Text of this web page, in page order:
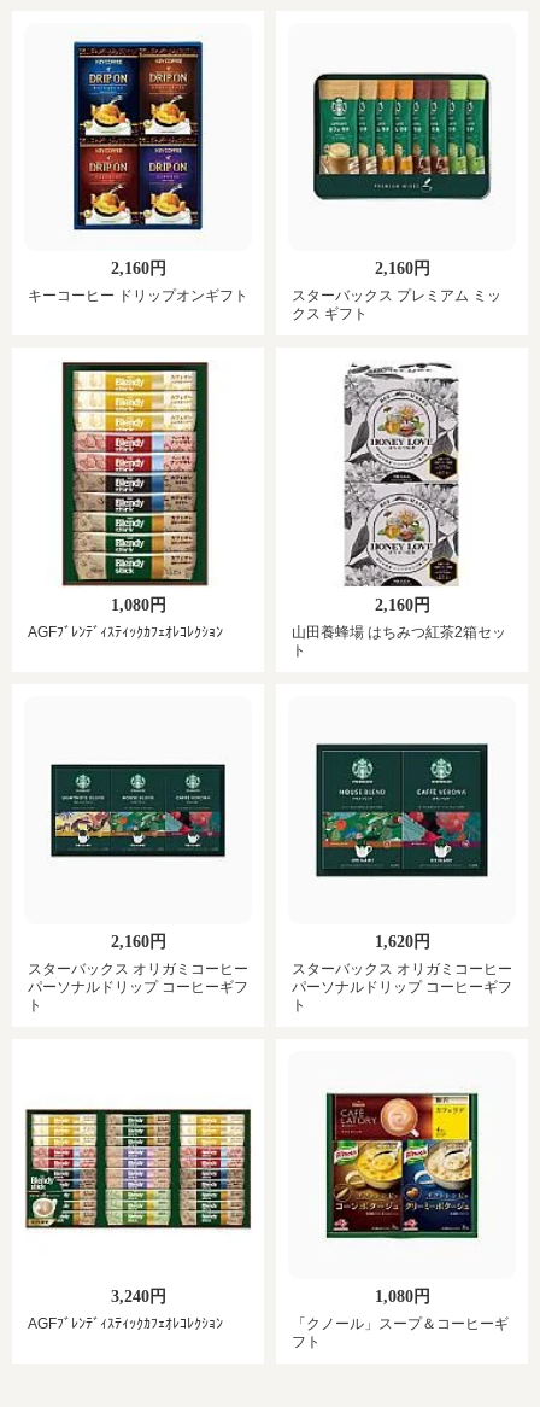
2,160円
キーコーヒー ドリップオンギフト
2,160円
スターバックス プレミアム ミッ
クス ギフト
1,080円
AGFﾌﾞﾚﾝﾃﾞｨｽﾃｨｯｸｶﾌｪｵﾚｺﾚｸｼｮﾝ
2,160円
山田養蜂場 はちみつ紅茶2箱セッ
ト
2,160円
スターバックス オリガミコーヒー
パーソナルドリップ コーヒーギフ
ト
1,620円
スターバックス オリガミコーヒー
パーソナルドリップ コーヒーギフ
ト
3,240円
AGFﾌﾞﾚﾝﾃﾞｨｽﾃｨｯｸｶﾌｪｵﾚｺﾚｸｼｮﾝ
1,080円
「クノール」スープ＆コーヒーギ
フト